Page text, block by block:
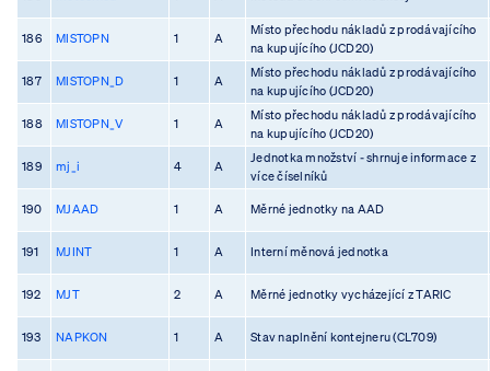
186 MISTOPN 1 A
Místo přechodu nákladů z prodávajícího
na kupujícího (JCD20)
187 MISTOPN_D 1 A
Místo přechodu nákladů z prodávajícího
na kupujícího (JCD20)
188 MISTOPN_V 1 A
Místo přechodu nákladů z prodávajícího
na kupujícího (JCD20)
189 mj_i 4 A
Jednotka množství - shrnuje informace z
více číselníků
190 MJAAD 1 A Měrné jednotky na AAD
191 MJINT 1 A Interní měnová jednotka
192 MJT 2 A Měrné jednotky vycházející z TARIC
193 NAPKON 1 A Stav naplnění kontejneru (CL709)